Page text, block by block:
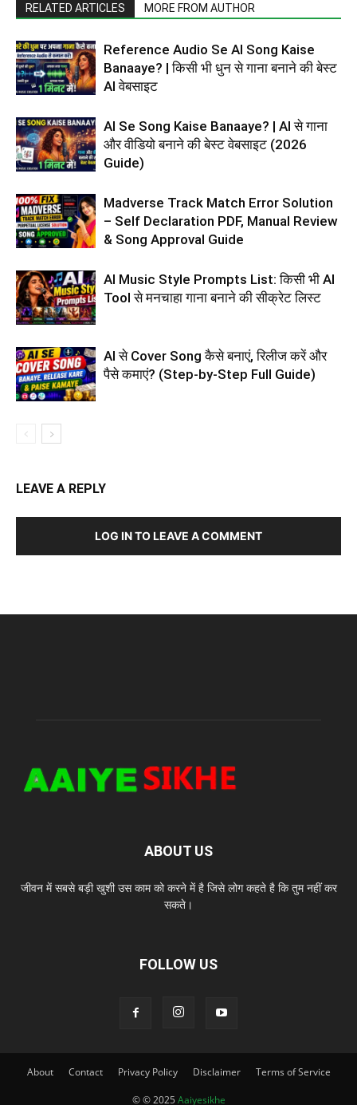
RELATED ARTICLES MORE FROM AUTHOR
Reference Audio Se AI Song Kaise
Banaaye? | किसी भी धुन से गाना बनाने की बेस्ट
AI वेबसाइट
AI Se Song Kaise Banaaye? | AI से गाना
और वीडियो बनाने की बेस्ट वेबसाइट (2026
Guide)
Madverse Track Match Error Solution
– Self Declaration PDF, Manual Review
& Song Approval Guide
AI Music Style Prompts List: किसी भी AI
Tool से मनचाहा गाना बनाने की सीक्रेट लिस्ट
AI से Cover Song कैसे बनाएं, रिलीज करें और
पैसे कमाएं? (Step-by-Step Full Guide)
LEAVE A REPLY
LOG IN TO LEAVE A COMMENT
ABOUT US
जीवन में सबसे बड़ी खुशी उस काम को करने में है जिसे लोग कहते है कि तुम नहीं कर
सकते।
FOLLOW US
About Contact Privacy Policy Disclaimer Terms of Service
© © 2025 Aaiyesikhe